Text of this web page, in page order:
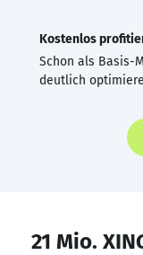
Kostenlos
Schon als Basis-
deutlich
21 Mio.